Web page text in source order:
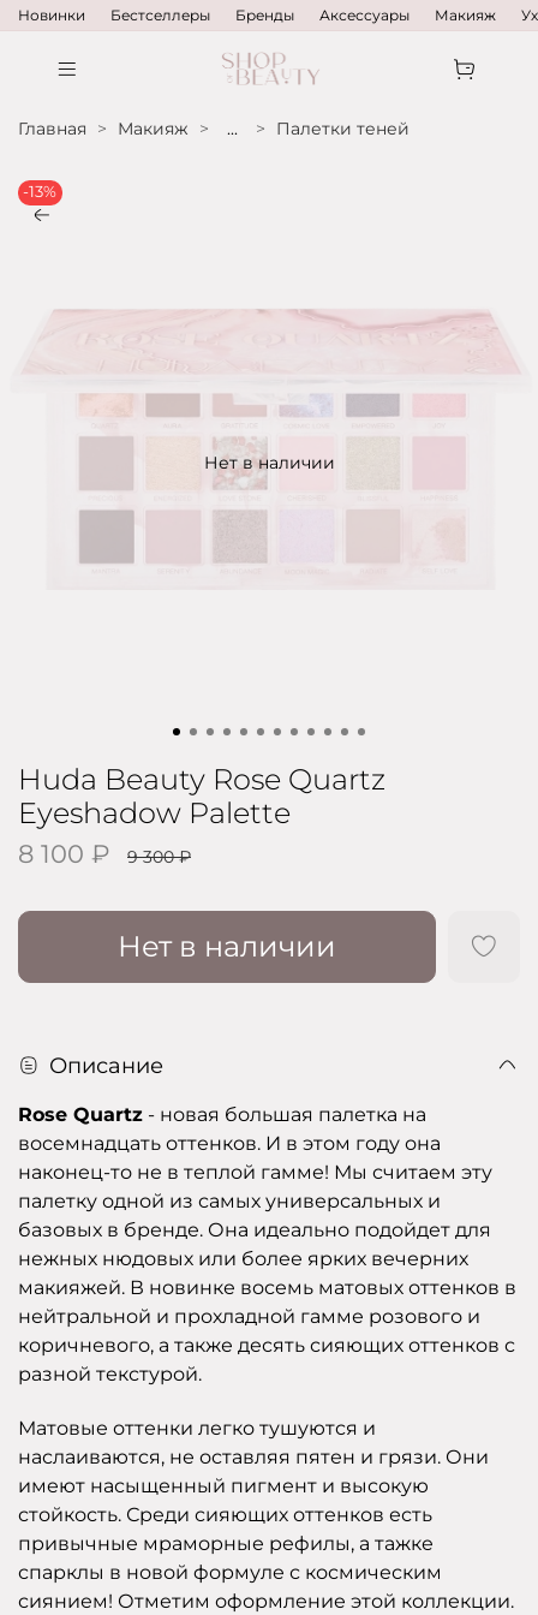
Новинки Бестселлеры Бренды Аксессуары Макияж
Главная Макияж ... Палетки теней
Нет в наличии
-13%
Huda Beauty Rose Quartz
Eyeshadow Palette
8 100 ₽ 9 300 ₽
Нет в наличии
Описание
Rose Quartz - новая большая палетка на
восемнадцать оттенков. И в этом году она
наконец-то не в теплой гамме! Мы считаем эту
палетку одной из самых универсальных и
базовых в бренде. Она идеально подойдет для
нежных нюдовых или более ярких вечерних
макияжей. В новинке восемь матовых оттенков в
нейтральной и прохладной гамме розового и
коричневого, а также десять сияющих оттенков с
разной текстурой.
Матовые оттенки легко тушуются и
наслаиваются, не оставляя пятен и грязи. Они
имеют насыщенный пигмент и высокую
стойкость. Среди сияющих оттенков есть
привычные мраморные рефилы, а тажке
спарклы в новой формуле с космическим
сиянием! Отметим оформление этой коллекции.